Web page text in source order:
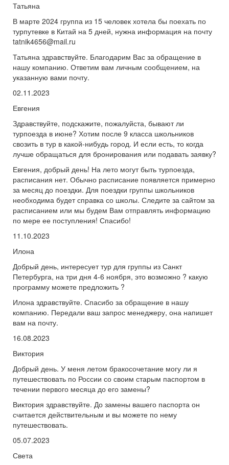
Татьяна
В марте 2024 группа из 15 человек хотела бы поехать по
турпутевке в Китай на 5 дней, нужна информация на почту
tatnik4656@mail.ru
Татьяна здравствуйте. Благодарим Вас за обращение в
нашу компанию. Ответим вам личным сообщением, на
указанную вами почту.
02.11.2023
Евгения
Здравствуйте, подскажите, пожалуйста, бывают ли
турпоезда в июне? Хотим после 9 класса школьников
свозить в тур в какой-нибудь город. И если есть, то когда
лучше обращаться для бронирования или подавать заявку?
Евгения, добрый день! На лето могут быть турпоезда,
расписания нет. Обычно расписание появляется примерно
за месяц до поездки. Для поездки группы школьников
необходима будет справка со школы. Следите за сайтом за
расписанием или мы будем Вам отправлять информацию
по мере ее поступления! Спасибо!
11.10.2023
Илона
Добрый день, интересует тур для группы из Санкт
Петербурга, на три дня 4-6 ноября, это возможно ? какую
программу можете предложить ?
Илона здравствуйте. Спасибо за обращение в нашу
компанию. Передали ваш запрос менеджеру, она напишет
вам на почту.
16.08.2023
Виктория
Добрый день. У меня летом бракосочетание могу ли я
путешествовать по России со своим старым паспортом в
течении первого месяца до его замены?
Виктория здравствуйте. До замены вашего паспорта он
считается действительным и вы можете по нему
путешествовать.
05.07.2023
Света